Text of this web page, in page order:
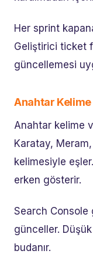
Her sprint
Geliştirici ticket
güncellemesi
Anahtar
Anahtar kelime
Karatay,
kelimesiyle eşler.
erken gösterir.
Search
günceller.
budanır.